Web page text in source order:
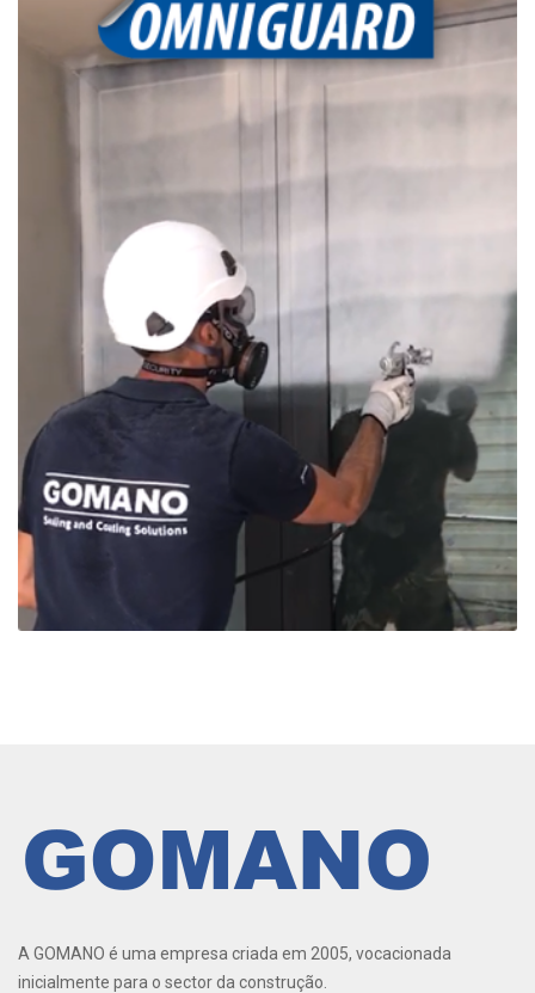
A GOMANO é uma empresa criada em 2005, vocacionada
inicialmente para o sector da construção.